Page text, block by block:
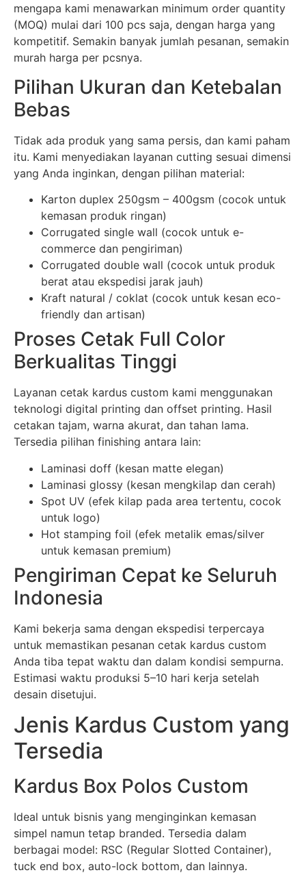
mengapa kami menawarkan minimum order quantity
(MOQ) mulai dari 100 pcs saja, dengan harga yang
kompetitif. Semakin banyak jumlah pesanan, semakin
murah harga per pcsnya.
Pilihan Ukuran dan Ketebalan
Bebas
Tidak ada produk yang sama persis, dan kami paham
itu. Kami menyediakan layanan cutting sesuai dimensi
yang Anda inginkan, dengan pilihan material:
Karton duplex 250gsm – 400gsm (cocok untuk
kemasan produk ringan)
Corrugated single wall (cocok untuk e-
commerce dan pengiriman)
Corrugated double wall (cocok untuk produk
berat atau ekspedisi jarak jauh)
Kraft natural / coklat (cocok untuk kesan eco-
friendly dan artisan)
Proses Cetak Full Color
Berkualitas Tinggi
Layanan cetak kardus custom kami menggunakan
teknologi digital printing dan offset printing. Hasil
cetakan tajam, warna akurat, dan tahan lama.
Tersedia pilihan finishing antara lain:
Laminasi doff (kesan matte elegan)
Laminasi glossy (kesan mengkilap dan cerah)
Spot UV (efek kilap pada area tertentu, cocok
untuk logo)
Hot stamping foil (efek metalik emas/silver
untuk kemasan premium)
Pengiriman Cepat ke Seluruh
Indonesia
Kami bekerja sama dengan ekspedisi terpercaya
untuk memastikan pesanan cetak kardus custom
Anda tiba tepat waktu dan dalam kondisi sempurna.
Estimasi waktu produksi 5–10 hari kerja setelah
desain disetujui.
Jenis Kardus Custom yang
Tersedia
Kardus Box Polos Custom
Ideal untuk bisnis yang menginginkan kemasan
simpel namun tetap branded. Tersedia dalam
berbagai model: RSC (Regular Slotted Container),
tuck end box, auto-lock bottom, dan lainnya.